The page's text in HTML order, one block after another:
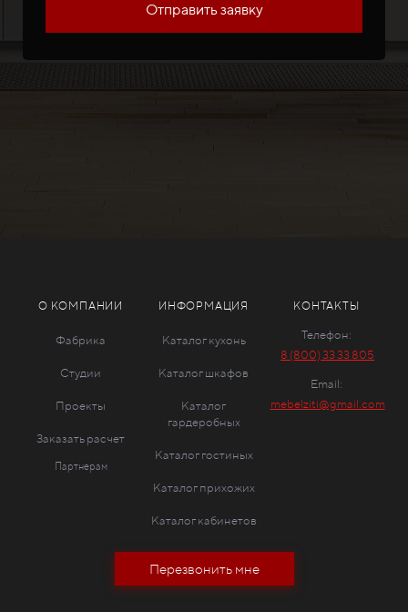
Отправить заявку
О КОМПАНИИ
Фабрика
Студии
Проекты
Заказать расчет
Партнерам
ИНФОРМАЦИЯ
Каталог кухонь
Каталог шкафов
Каталог
гардеробных
Каталог гостиных
Каталог прихожих
Каталог кабинетов
КОНТАКТЫ
Телефон:
8 (800) 33 33 805
Email:
mebelziti@gmail.com
Перезвонить мне